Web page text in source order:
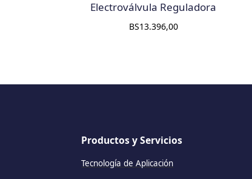
Electroválvula Reguladora
BS13.396,00
Productos y Servicios
Tecnología de Aplicación